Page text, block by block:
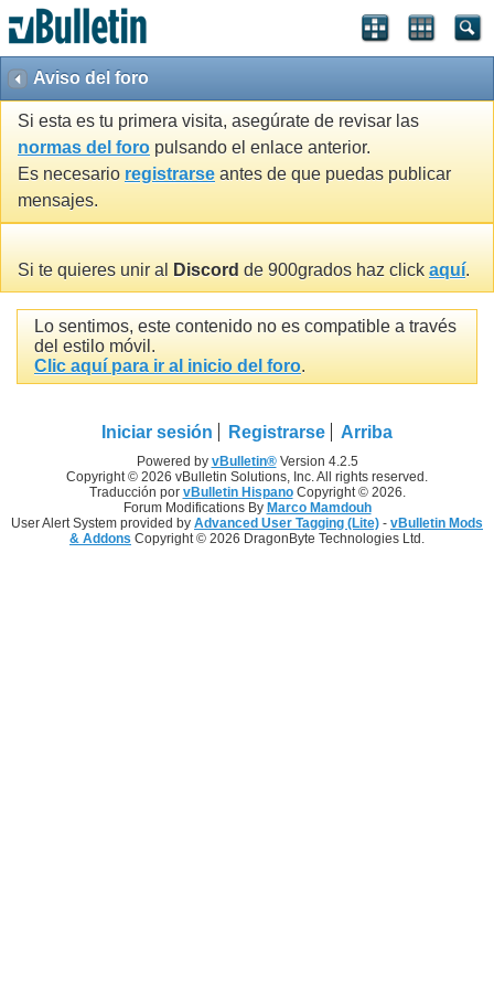
Aviso del foro
Si esta es tu primera visita, asegúrate de revisar las
normas del foro pulsando el enlace anterior.
Es necesario registrarse antes de que puedas publicar
mensajes.
Si te quieres unir al Discord de 900grados haz click aquí.
Lo sentimos, este contenido no es compatible a través
del estilo móvil.
Clic aquí para ir al inicio del foro.
Iniciar sesión Registrarse Arriba
Powered by vBulletin®Version 4.2.5
Copyright © 2026 vBulletin Solutions, Inc. All rights reserved.
Traducción por vBulletin HispanoCopyright © 2026.
Forum Modifications By Marco Mamdouh
User Alert System provided by Advanced User Tagging (Lite) - vBulletin Mods
& Addons Copyright © 2026 DragonByte Technologies Ltd.